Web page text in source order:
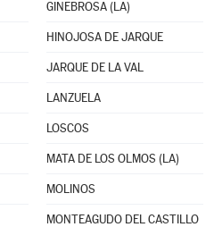
GINEBROSA (LA)
HINOJOSA DE JARQUE
JARQUE DE LA VAL
LANZUELA
LOSCOS
MATA DE LOS OLMOS (LA)
MOLINOS
MONTEAGUDO DEL CASTILLO